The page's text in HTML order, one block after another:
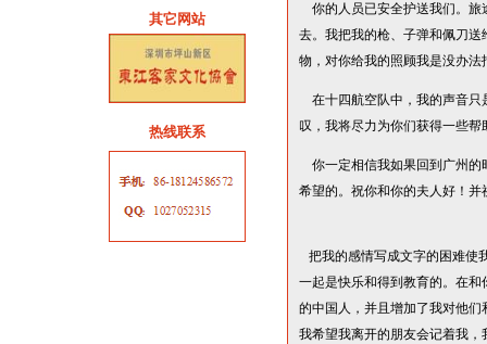
其它网站
热线联系
你的人员已安全护送我们。旅
去。我把我的枪、子弹和佩刀
物，对你给我的照顾我是没办
在十四航空队中，我的声音只
叹，我将尽力为你们获得一些帮
你一定相信我如果回到广州的
希望的。祝你和你的夫人好
把我的感情写成文字的困难使
一起是快乐和得到教育的。在
的中国人，并且增加了我对他
我希望我离开的朋友会记着我